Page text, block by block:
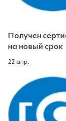
Получен
на новый срок
22 апр.